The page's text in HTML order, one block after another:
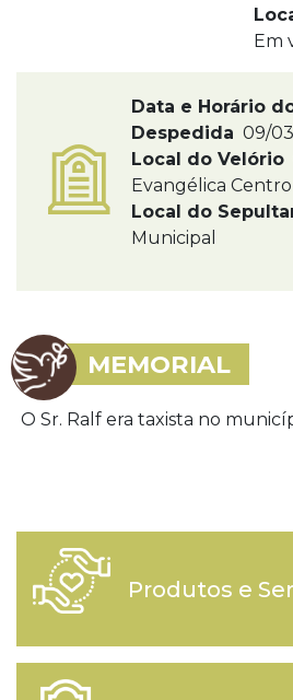
Em
Data e Horário
Despedida 09/
Local do Velório
Evangélica Centro
Local do
Municipal
MEMORIAL
O Sr. Ralf era taxista no
Produtos e